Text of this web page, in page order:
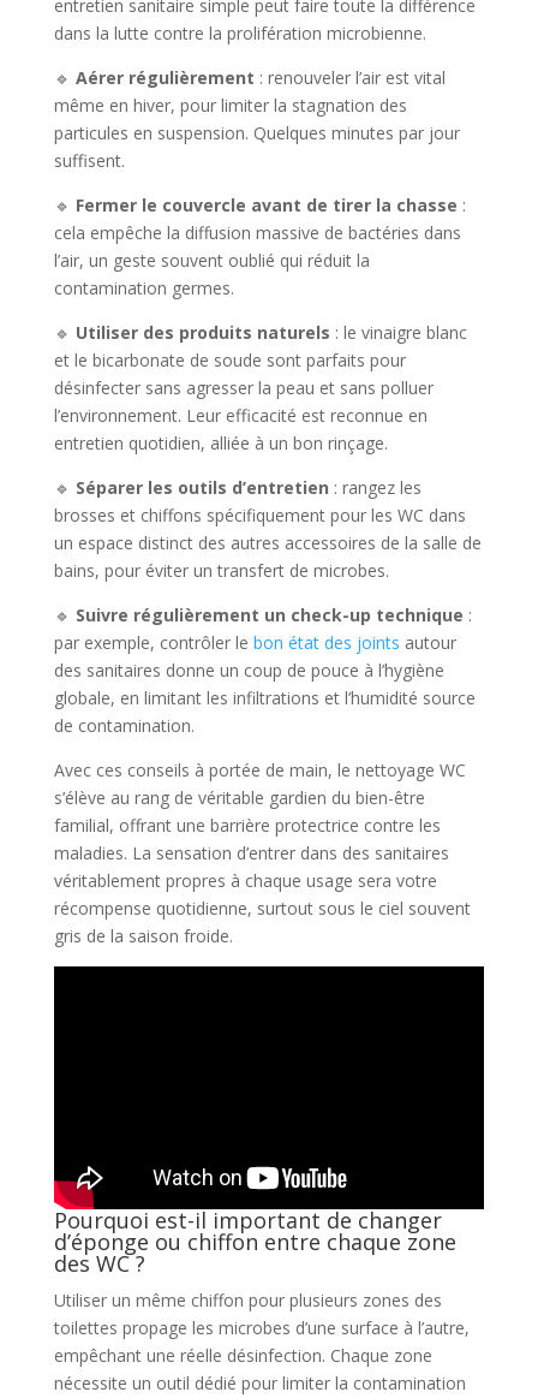
entretien sanitaire simple peut faire toute la différence
dans la lutte contre la prolifération microbienne.
🔹 Aérer régulièrement : renouveler l’air est vital
même en hiver, pour limiter la stagnation des
particules en suspension. Quelques minutes par jour
suffisent.
🔹 Fermer le couvercle avant de tirer la chasse :
cela empêche la diffusion massive de bactéries dans
l’air, un geste souvent oublié qui réduit la
contamination germes.
🔹 Utiliser des produits naturels : le vinaigre blanc
et le bicarbonate de soude sont parfaits pour
désinfecter sans agresser la peau et sans polluer
l’environnement. Leur efficacité est reconnue en
entretien quotidien, alliée à un bon rinçage.
🔹 Séparer les outils d’entretien : rangez les
brosses et chiffons spécifiquement pour les WC dans
un espace distinct des autres accessoires de la salle de
bains, pour éviter un transfert de microbes.
🔹 Suivre régulièrement un check-up technique :
par exemple, contrôler le bon état des joints autour
des sanitaires donne un coup de pouce à l’hygiène
globale, en limitant les infiltrations et l’humidité source
de contamination.
Avec ces conseils à portée de main, le nettoyage WC
s’élève au rang de véritable gardien du bien-être
familial, offrant une barrière protectrice contre les
maladies. La sensation d’entrer dans des sanitaires
véritablement propres à chaque usage sera votre
récompense quotidienne, surtout sous le ciel souvent
gris de la saison froide.
Pourquoi est-il important de changer
d’éponge ou chiffon entre chaque zone
des WC ?
Utiliser un même chiffon pour plusieurs zones des
toilettes propage les microbes d’une surface à l’autre,
empêchant une réelle désinfection. Chaque zone
nécessite un outil dédié pour limiter la contamination